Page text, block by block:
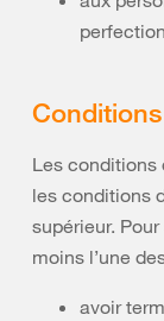
Les conditions
les conditions
supérieur.
moins l’une
avoir